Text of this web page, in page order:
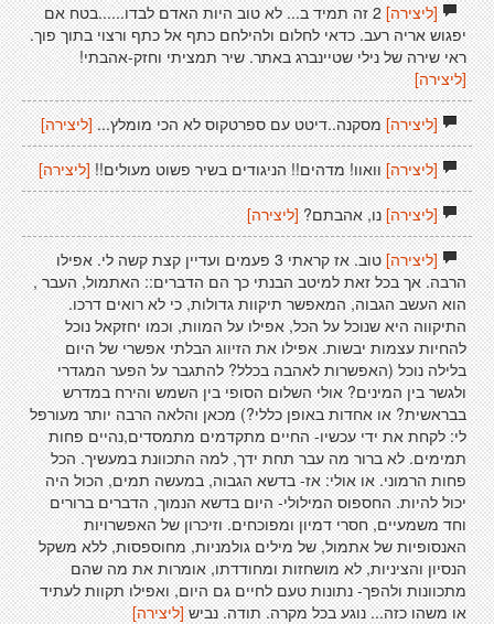
[ליצירה] 2 זה תמיד ב... לא טוב היות האדם לבדו......בטח אם
יפגוש אריה רעב. כדאי לחלום ולהילחם כתף אל כתף ורצוי בתוך פוך.
ראי שירה של נילי שטיינברג באתר. שיר תמציתי וחזק-אהבתי!
[ליצירה]
[ליצירה]מסקנה..דיטט עם ספרטקוס לא הכי מומלץ... [ליצירה]
[ליצירה]וואוו! מדהים!! הניגודים בשיר פשוט מעולים!! [ליצירה]
[ליצירה]נו, אהבתם? [ליצירה]
[ליצירה]
טוב. אז קראתי 3 פעמים ועדיין קצת קשה לי. אפילו
הרבה. אך בכל זאת למיטב הבנתי כך הם הדברים:: האתמול, העבר ,
הוא העשב הגבוה, המאפשר תיקוות גדולות, כי לא רואים דרכו.
התיקווה היא שנוכל על הכל, אפילו על המוות, וכמו יחזקאל נוכל
להחיות עצמות יבשות. אפילו את הזיווג הבלתי אפשרי של היום
בלילה נוכל (האפשרות לאהבה בכלל? להתגבר על הפער המגדרי
ולגשר בין המינים? אולי השלום הסופי בין השמש והירח במדרש
בבראשית? או אחדות באופן כללי?) מכאן והלאה הרבה יותר מעורפל
לי: לקחת את ידי עכשיו- החיים מתקדמים מתמסדים,נהיים פחות
תמימים. לא ברור מה עבר תחת ידך, למה התכוונת במעשיך. הכל
פחות הרמוני. או אולי: אז- בדשא הגבוה, במעשה תמים, הכול היה
יכול להיות. החספוס המילולי- היום בדשא הנמוך, הדברים ברורים
וחד משמעיים, חסרי דמיון ומפוכחים. וזיכרון של האפשרויות
האנסופיות של אתמול, של מילים גולמניות, מחוספסות, ללא משקל
הנסיון והציניות, לא מושחזות ומחודדתו, אומרות את מה שהם
מתכוונות ולהפך- נתונות טעם לחיים גם היום, ואפילו תקוות לעתיד
או משהו כזה... נוגע בכל מקרה. תודה. נביש[ליצירה]